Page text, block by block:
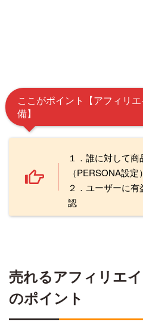
ここがポイント【アフィリ
備】
１．誰に対して
（PERSONA設定）
２．ユーザーに
認
売れるアフィリエ
のポイント